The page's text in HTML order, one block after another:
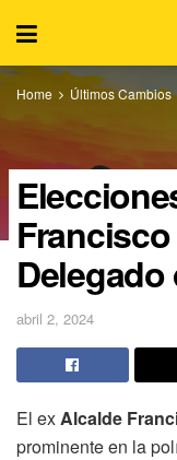
Home Últimos Cambios
abril 2, 2024
El exAlcalde
prominente en la